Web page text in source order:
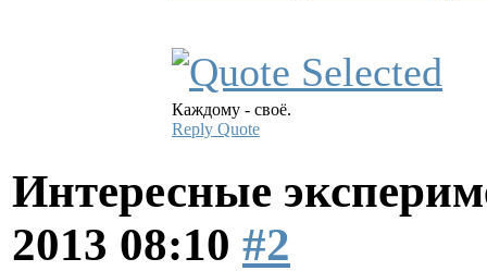
Каждому - своё.
Reply Quote
Интересные
2013 08:10 #2